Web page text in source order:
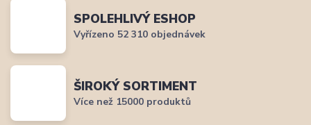
SPOLEHLIVÝ ESHOP
Vyřízeno 52 310 objednávek
ŠIROKÝ SORTIMENT
Více než 15000 produktů